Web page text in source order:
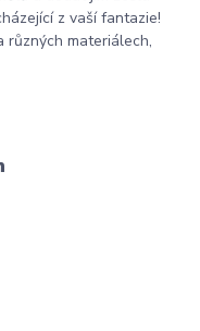
z vaší fantazie!
různých materiálech,